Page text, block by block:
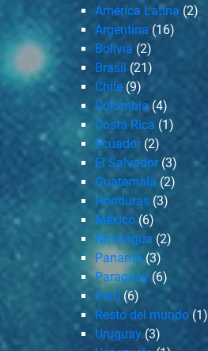
América Latina (2)
Argentina (16)
Bolivia (2)
Brasil (21)
Chile (9)
Colombia(4)
Costa Rica (1)
Ecuador(2)
El Salvador(3)
Guatemala (2)
Honduras (3)
México (6)
Nicaragua (2)
Panamá (3)
Paraguay (6)
Perú (6)
Resto del mundo (1)
Uruguay (3)